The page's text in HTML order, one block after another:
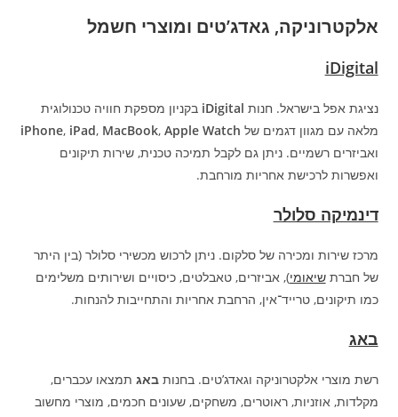
אלקטרוניקה, גאדג’טים ומוצרי חשמל
iDigital
נציגת אפל בישראל. חנות iDigital בקניון מספקת חוויה טכנולוגית
מלאה עם מגוון דגמים של
iPhone, iPad, MacBook, Apple Watch
ואביזרים רשמיים. ניתן גם לקבל תמיכה טכנית, שירות תיקונים
ואפשרות לרכישת אחריות מורחבת.
דינמיקה סלולר
מרכז שירות ומכירה של סלקום. ניתן לרכוש מכשירי סלולר (בין היתר
של חברתשיאומי), אביזרים, טאבלטים, כיסויים ושירותים משלימים
כמו תיקונים, טרייד־אין, הרחבת אחריות והתחייבות להנחות.
באג
רשת מוצרי אלקטרוניקה וגאדג’טים. בחנותבאג תמצאו עכברים,
מקלדות, אוזניות, ראוטרים, משחקים, שעונים חכמים, מוצרי מחשוב